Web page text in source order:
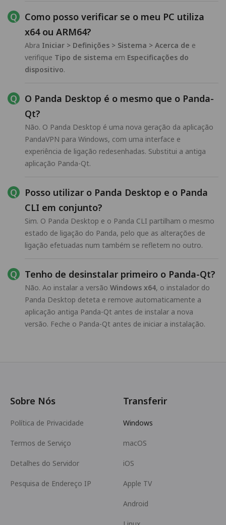
Como posso verificar se o meu PC utiliza
x64 ou ARM64?
Abra Iniciar > Definições > Sistema > Acerca de e
verifique Tipo de sistema em Especificações do
dispositivo.
O Panda Desktop é o mesmo que o Panda-
Qt?
Não. O Panda Desktop é uma nova geração da aplicação
PandaVPN para Windows, com uma interface e
experiência de ligação redesenhadas. Substitui a antiga
aplicação Panda-Qt.
Posso utilizar o Panda Desktop e o Panda
CLI em conjunto?
Sim. O Panda Desktop e o Panda CLI partilham o mesmo
estado de ligação do Panda, pelo que as alterações de
ligação efetuadas num também se refletem no outro.
Tenho de desinstalar primeiro o Panda-Qt?
Não. Ao instalar a versão Windows x64, o instalador do
Panda Desktop deteta e remove automaticamente a
aplicação antiga Panda-Qt antes de instalar a nova
versão. Feche o Panda-Qt antes de iniciar a instalação.
Sobre Nós
Política de Privacidade
Termos de Serviço
Detalhes do Servidor
Pesquisa de Endereço IP
Transferir
Windows
macOS
iOS
Apple TV
Android